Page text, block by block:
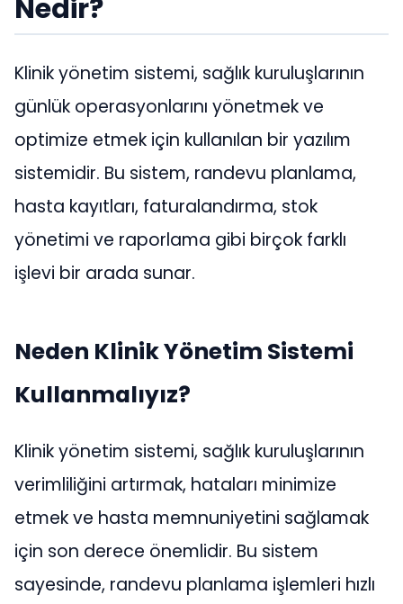
Nedir?
Klinik yönetim sistemi, sağlık kuruluşlarının
günlük operasyonlarını yönetmek ve
optimize etmek için kullanılan bir yazılım
sistemidir. Bu sistem, randevu planlama,
hasta kayıtları, faturalandırma, stok
yönetimi ve raporlama gibi birçok farklı
işlevi bir arada sunar.
Neden Klinik Yönetim Sistemi
Kullanmalıyız?
Klinik yönetim sistemi, sağlık kuruluşlarının
verimliliğini artırmak, hataları minimize
etmek ve hasta memnuniyetini sağlamak
için son derece önemlidir. Bu sistem
sayesinde, randevu planlama işlemleri hızlı